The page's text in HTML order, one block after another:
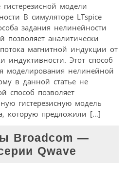
гистерезисной модели
В симуляторе LTspice
задания нелинейности
позволяет аналитически
магнитной индукции от
индуктивности. Этот способ
моделирования нелинейной
в данной статье не
способ позволяет
гистерезисную модель
которую предложили […]
Broadcom —
Qwave